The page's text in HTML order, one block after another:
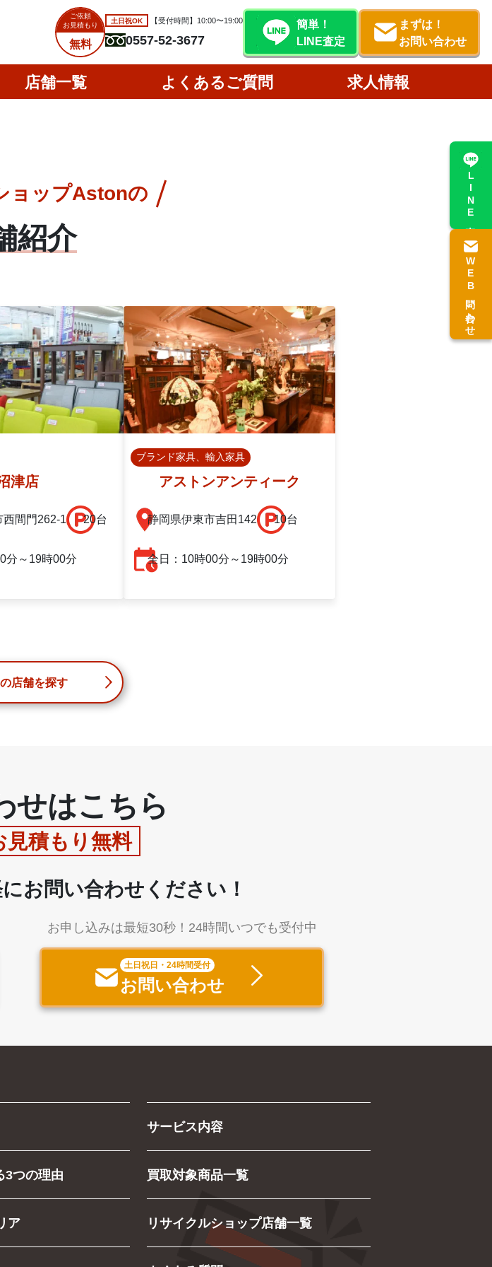
ご依頼
お見積もり
無料
土日祝OK 【受付時間】10:00〜19:00
0557-52-3677
簡単！
LINE査定
まずは！
お問い合わせ
店舗一覧 よくあるご質問 求人情報
ョップAstonの
紹介
津店
間門262-1 20台
分～19時00分
ブランド家具、輸入家具
アストンアンティーク
静岡県伊東市吉田142 10台
全日：10時00分～19時00分
店舗を探す
せは こちら
見積もり無料
お問い合わせください！
お申し込みは最短30秒！ 24時間いつでも受付中
土日祝日・24時間受付
お問い合わせ
LINE査定
WEB問い合わせ
サービス内容
3つの理由 買取対象商品一覧
ア リサイクルショップ店舗一覧